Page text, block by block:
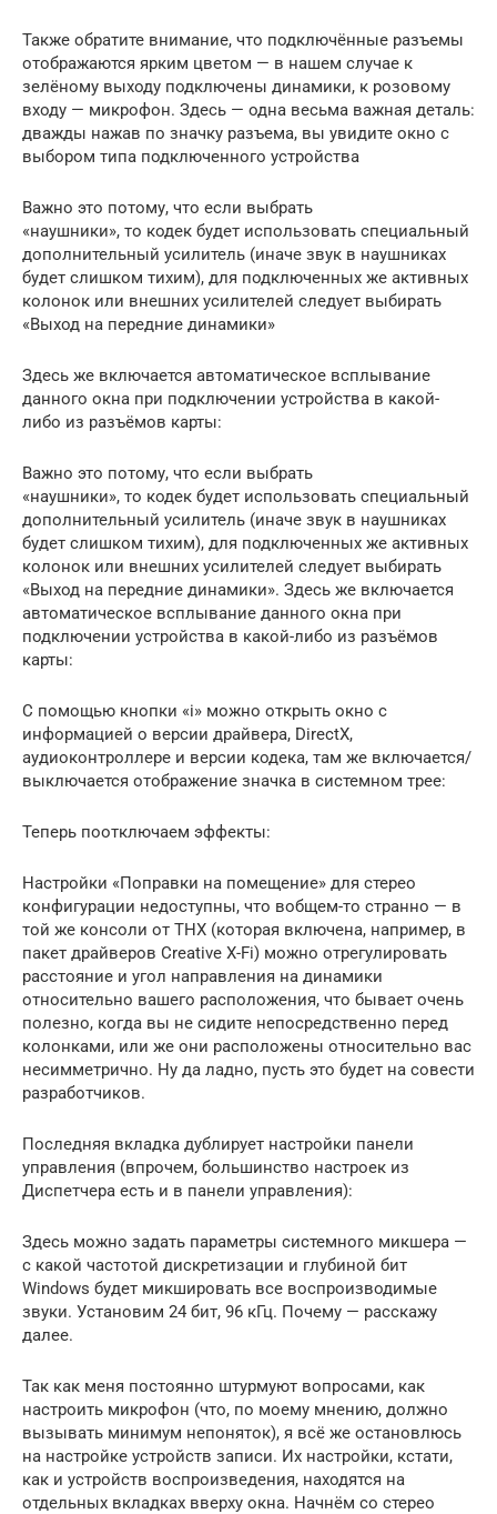
Также обратите внимание, что подключённые разъемы
отображаются ярким цветом — в нашем случае к
зелёному выходу подключены динамики, к розовому
входу — микрофон. Здесь — одна весьма важная деталь:
дважды нажав по значку разъема, вы увидите окно с
выбором типа подключенного устройства
Важно это потому, что если выбрать
«наушники», то кодек будет использовать специальный
дополнительный усилитель (иначе звук в наушниках
будет слишком тихим), для подключенных же активных
колонок или внешних усилителей следует выбирать
«Выход на передние динамики»
Здесь же включается автоматическое всплывание
данного окна при подключении устройства в какой-
либо из разъёмов карты:
Важно это потому, что если выбрать
«наушники», то кодек будет использовать специальный
дополнительный усилитель (иначе звук в наушниках
будет слишком тихим), для подключенных же активных
колонок или внешних усилителей следует выбирать
«Выход на передние динамики». Здесь же включается
автоматическое всплывание данного окна при
подключении устройства в какой-либо из разъёмов
карты:
С помощью кнопки «i» можно открыть окно с
информацией о версии драйвера, DirectX,
аудиоконтроллере и версии кодека, там же включается/
выключается отображение значка в системном трее:
Теперь поотключаем эффекты:
Настройки «Поправки на помещение» для стерео
конфигурации недоступны, что вобщем-то странно — в
той же консоли от THX (которая включена, например, в
пакет драйверов Creative X-Fi) можно отрегулировать
расстояние и угол направления на динамики
относительно вашего расположения, что бывает очень
полезно, когда вы не сидите непосредственно перед
колонками, или же они расположены относительно вас
несимметрично. Ну да ладно, пусть это будет на совести
разработчиков.
Последняя вкладка дублирует настройки панели
управления (впрочем, большинство настроек из
Диспетчера есть и в панели управления):
Здесь можно задать параметры системного микшера —
с какой частотой дискретизации и глубиной бит
Windows будет микшировать все воспроизводимые
звуки. Установим 24 бит, 96 кГц. Почему — расскажу
далее.
Так как меня постоянно штурмуют вопросами, как
настроить микрофон (что, по моему мнению, должно
вызывать минимум непоняток), я всё же остановлюсь
на настройке устройств записи. Их настройки, кстати,
как и устройств воспроизведения, находятся на
отдельных вкладках вверху окна. Начнём со стерео